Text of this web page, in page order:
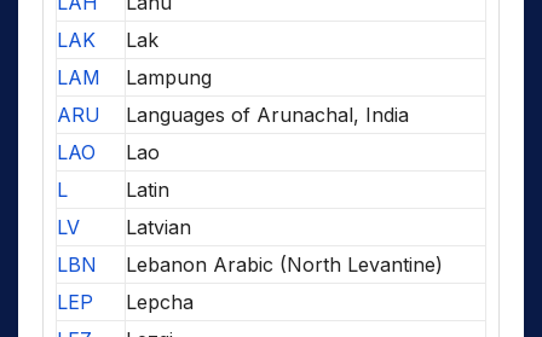
LAK
Lak
LAM
Lampung
ARU
Languages of Arunachal, India
LAO
Lao
L
Latin
LV
Latvian
LBN
Lebanon Arabic (North Levantine)
LEP
Lepcha